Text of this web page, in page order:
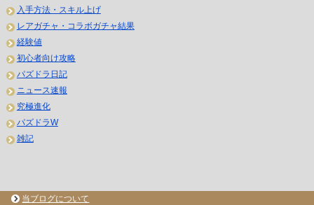
入手方法・スキル上げ
レアガチャ・コラボガチャ結果
経験値
初心者向け攻略
パズドラ日記
ニュース速報
究極進化
パズドラW
雑記
当ブログについて